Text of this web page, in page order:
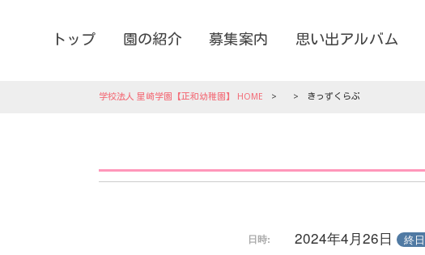
トップ 園の紹介 募集案内 思い出アルバム
学校法人 星崎学園【正和幼稚園】 HOME > > きっずくらぶ
日時: 2024年4月26日 終日